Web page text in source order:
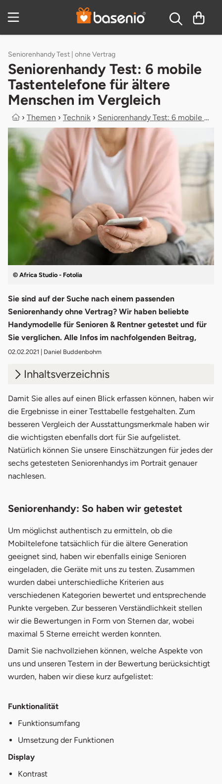
Inhaltsverzeichnis
Seniorenhandy Test | ohne Vertrag
Seniorenhandy Test: 6 mobile
Tastentelefone für ältere
Menschen im Vergleich
› Themen › Technik › Seniorenhandy Test: 6 mobile Tasten...
© Africa Studio - Fotolia
Sie sind auf der Suche nach einem passenden
Seniorenhandy ohne Vertrag? Wir haben beliebte
Handymodelle für Senioren & Rentner getestet und für
Sie verglichen. Alle Infos im nachfolgenden Beitrag,
02.02.2021 | Daniel Buddenbohm
Inhaltsverzeichnis
1. Seniorenhandy: So haben wir getestet
2.
Seniorenhandys im Test
3. Seniorenhandy: Funktionen im Vergleich
4. Seniorenhandys im Porträt
5. 1. Emporia TALKcomfortPLUS
6.
2. Emporia FLIPbasic
8. 4. Emporia GLAM
9. 5. TELME C145
10. 6. Tiptel Ergophone 6170
Damit Sie alles auf einen Blick erfassen können, haben wir
die Ergebnisse in einer Testtabelle festgehalten. Zum
besseren Vergleich der Ausstattungsmerkmale haben wir
die wichtigsten ebenfalls dort für Sie aufgelistet.
Natürlich können Sie unsere Einschätzungen für jedes der
sechs getesteten Seniorenhandys im Portrait genauer
nachlesen.
Seniorenhandy: So haben wir getestet
Um möglichst authentisch zu ermitteln, ob die
Mobiltelefone tatsächlich für die ältere Generation
geeignet sind, haben wir ebenfalls einige Senioren
eingeladen, die Geräte mit uns zu testen. Zusammen
wurden dabei unterschiedliche Kriterien aus
verschiedenen Kategorien bewertet und entsprechende
Punkte vergeben. Zur besseren Verständlichkeit stellen
wir die Bewertungen in Form von Sternen dar, wobei
maximal 5 Sterne erreicht werden konnten.
Damit Sie nachvollziehen können, welche Aspekte von
uns und unseren Testern in der Bewertung berücksichtigt
wurden, haben wir diese kurz aufgelistet:
Funktionalität
Funktionsumfang
Umsetzung der Funktionen
Display
Kontrast